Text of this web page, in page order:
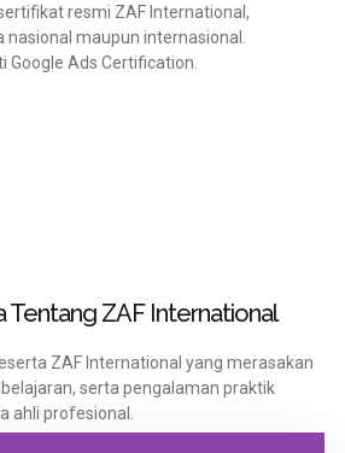
resmi ZAF International,
nasional maupun internasional.
Google Ads Certification.
Tentang ZAF International
ZAF International yang merasakan
serta pengalaman praktik
ahli profesional.